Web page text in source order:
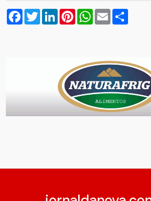
Facebook
TwitterLinkedInPinterestWhatsApp
Email